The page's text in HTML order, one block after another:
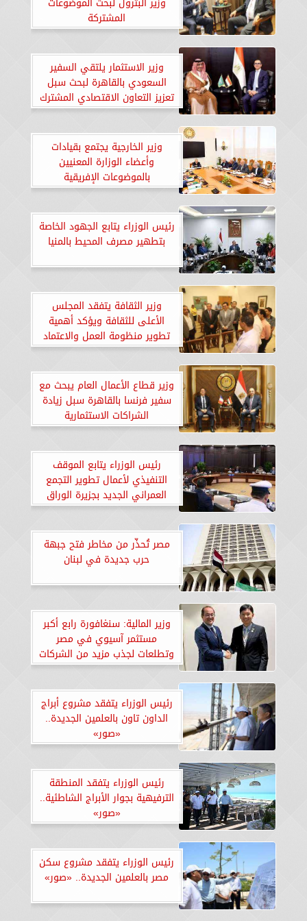
المشتركة
وزير الاستثمار يلتقي السفير
السعودي بالقاهرة لبحث سبل
تعزيز التعاون الاقتصادي المشترك
وزير الخارجية يجتمع بقيادات
وأعضاء الوزارة المعنيين
بالموضوعات الإفريقية
رئيس الوزراء يتابع الجهود الخاصة
بتطهير مصرف المحيط بالمنيا
وزير الثقافة يتفقد المجلس
الأعلى للثقافة ويؤكد أهمية
تطوير منظومة العمل والاعتماد
على التقنيات الرقمية
وزير قطاع الأعمال العام يبحث مع
سفير فرنسا بالقاهرة سبل زيادة
الشراكات الاستثمارية
رئيس الوزراء يتابع الموقف
التنفيذي لأعمال تطوير التجمع
العمراني الجديد بجزيرة الوراق
مصر تُحذّر من مخاطر فتح جبهة
حرب جديدة في لبنان
وزير المالية: سنغافورة رابع أكبر
مستثمر آسيوي في مصر
وتطلعات لجذب مزيد من الشركات
لتنشيط الاقتصاد
رئيس الوزراء يتفقد مشروع أبراج
الداون تاون بالعلمين الجديدة..
«صور»
رئيس الوزراء يتفقد المنطقة
الترفيهية بجوار الأبراج الشاطئية..
«صور»
رئيس الوزراء يتفقد مشروع سكن
مصر بالعلمين الجديدة.. «صور»